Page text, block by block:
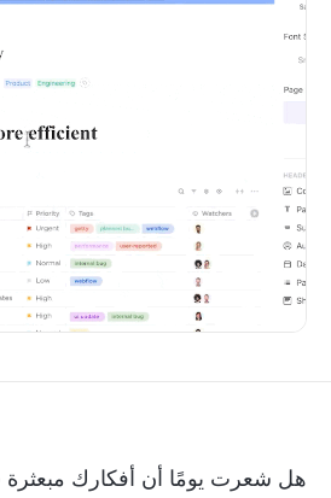
هل شعرت يومًا أن أفكارك مبعثرة